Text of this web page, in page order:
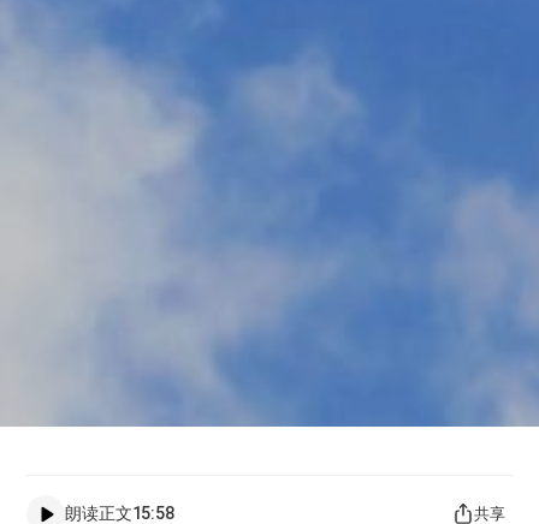
朗读正文15:58 共享